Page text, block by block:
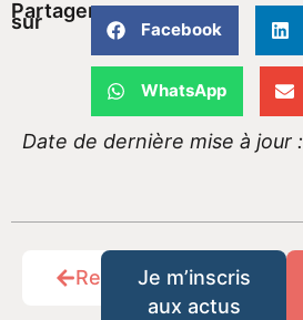
Partager
sur Facebook
WhatsApp
Date de dernière mise à jour :
RetourJe m’inscris
aux actus